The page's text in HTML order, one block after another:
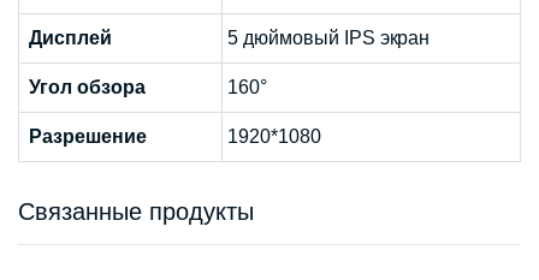
Дисплей 5 дюймовый IPS экран
Угол обзора 160°
Разрешение 1920*1080
Связанные продукты